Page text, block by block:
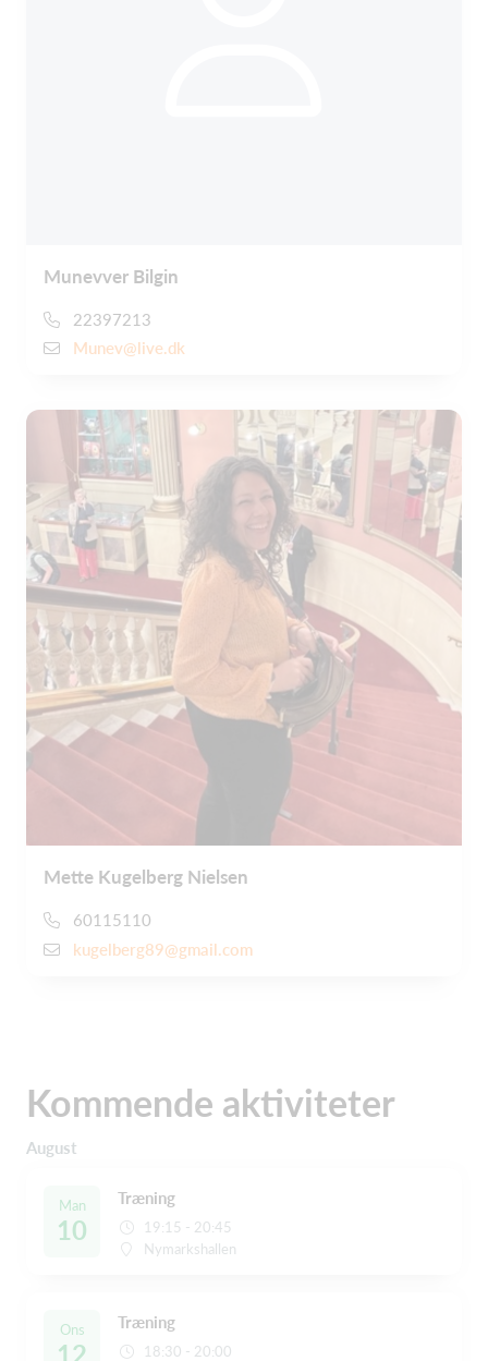
Munevver Bilgin
22397213
Munev@live.dk
Mette Kugelberg Nielsen
60115110
kugelberg89@gmail.com
Kommende aktiviteter
August
Man
10
Træning
19:15 - 20:45
Nymarkshallen
Ons
12
Træning
18:30 - 20:00